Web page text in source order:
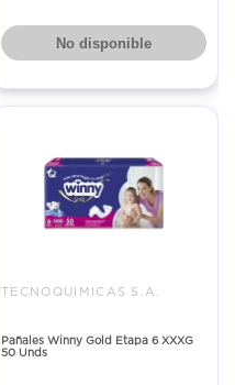
No disponible
TECNOQUIMICAS S.A.
Pañales Winny Gold Etapa 6 XXXG
50 Unds